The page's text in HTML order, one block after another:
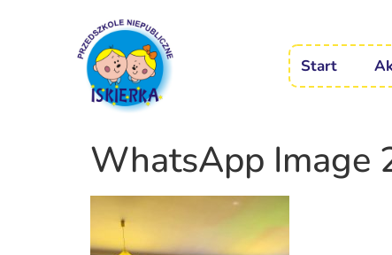
Start
WhatsApp Image